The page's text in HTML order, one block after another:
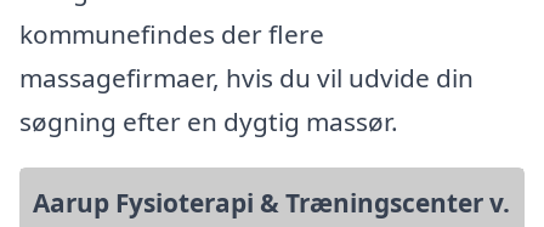
kommunefindes der flere
massagefirmaer, hvis du vil udvide din
søgning efter en dygtig massør.
Aarup Fysioterapi & Træningscenter v.